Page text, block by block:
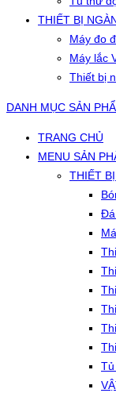
THIẾT BỊ
Máy đo
Máy lắc
Thiết bị
DANH MỤC SẢN
TRANG CHỦ
MENU SẢN
THIẾT